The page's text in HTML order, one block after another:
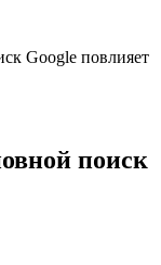
Google повлияет
поиск